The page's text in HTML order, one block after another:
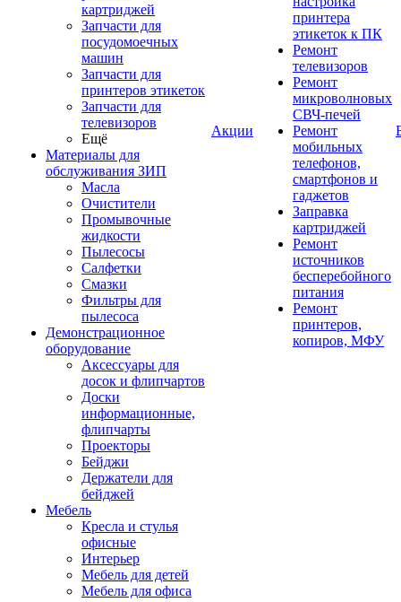
картриджей
Запчасти для
посудомоечных
машин
Запчасти для
принтеров этикеток
Запчасти для
телевизоров
Ещё
Материалы для
обслуживания ЗИП
Масла
Очистители
Промывочные
жидкости
Пылесосы
Салфетки
Смазки
Фильтры для
пылесоса
Демонстрационное
оборудование
Аксессуары для
досок и флипчартов
Доски
информационные,
флипчарты
Проекторы
Бейджи
Держатели для
бейджей
Мебель
Кресла и стулья
офисные
Интерьер
Мебель для детей
Мебель для офиса
Акции
принтера
этикеток к ПК
Ремонт
телевизоров
Ремонт
микроволновых
СВЧ-печей
Ремонт
мобильных
телефонов,
смартфонов и
гаджетов
Заправка
картриджей
Ремонт
источников
бесперебойного
питания
Ремонт
принтеров,
копиров, МФУ